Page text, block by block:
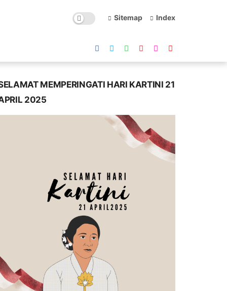
Sitemap Index
MEMPERINGATI HARI KARTINI 21
2025